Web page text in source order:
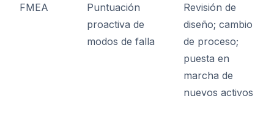
FMEA
Puntuación
proactiva de
modos de falla
Revisión de
diseño; cambio
de proceso;
puesta en
marcha de
nuevos activos